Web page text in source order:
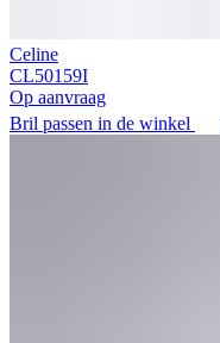
Celine
CL50159I
Op aanvraag
Bril passen in de winkel